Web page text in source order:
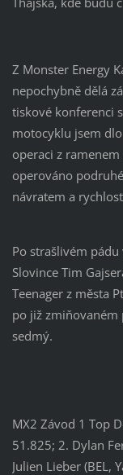
Z Monster Energy
nepochybně dělá
tiskové konferenci
motocyklu jsem
operaci z
operováno
návratem a
Po strašlivém
Slovince Tim
Teenager z města
po již zmiňovaném
sedmý.
MX2 Závod 1 Top
51.825; 2. Dylan
Julien Lieber (BEL,